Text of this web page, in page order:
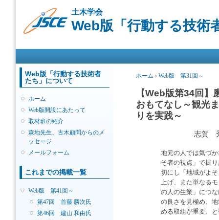
ン
コ
移
動
土木学会
Web版「行動する技術
Web版「行動する技術者
たち」について
ホーム
Web版開設にあたって
取材班の紹介
森地先生、古木顧問からのメ
ッセージ
メールフォーム
これまでの掲載一覧
Web版 第41回～
第47回 首藤 勝次氏
第46回 建山 和由氏
現在地
ホーム › Web版 第31回～
【Web版第34回
おもてなし～観光
りを実践～
志賀
地元の人では気づ
そ者の視点」で掘
切にし「地域がよ
上げ、また単なる
の人の生業」につ
の良さを見極め、
める取組が重要、